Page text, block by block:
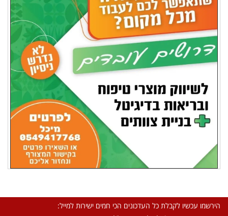
הירשמו עכשיו לקבלת כל העדכונים הכי חמים ישירות למייל: